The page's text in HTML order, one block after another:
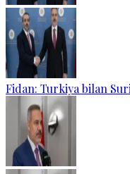
Fidan: Turkiya bilan